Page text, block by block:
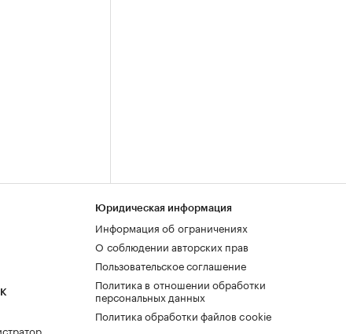
Юридическая информация
Информация об ограничениях
О соблюдении авторских прав
Пользовательское соглашение
Политика в отношении обработки
персональных данных
Политика обработки файлов cookie